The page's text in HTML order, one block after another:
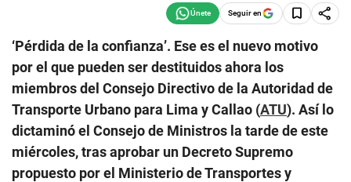
Seguir en
‘Pérdida de la confianza’. Ese es el nuevo motivo
por el que pueden ser destituidos ahora los
miembros del Consejo Directivo de la Autoridad de
Transporte Urbano para Lima y Callao (ATU). Así lo
dictaminó el Consejo de Ministros la tarde de este
miércoles, tras aprobar un Decreto Supremo
propuesto por el Ministerio de Transportes y